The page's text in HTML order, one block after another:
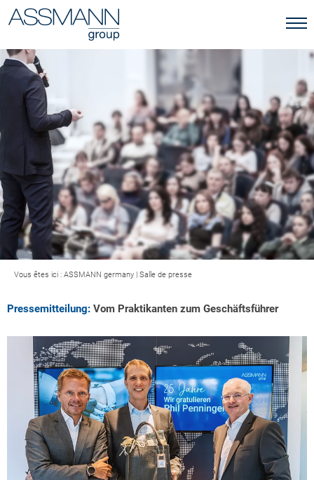
Vous êtes ici : ASSMANN germany | Salle de presse
Pressemitteilung: Vom Praktikanten zum Geschäftsführer